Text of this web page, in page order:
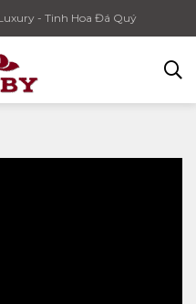
- Tinh Hoa Đá Quý